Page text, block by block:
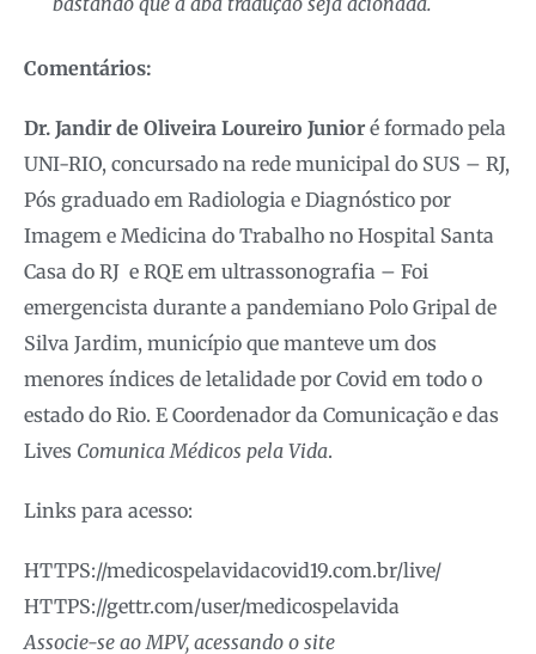
Comentários:
Dr. Jandir de Oliveira Loureiro Junior é formado pela
UNI-RIO, concursado na rede municipal do SUS – RJ,
Pós graduado em Radiologia e Diagnóstico por
Imagem e Medicina do Trabalho no Hospital Santa
Casa do RJ e RQE em ultrassonografia – Foi
emergencista durante a pandemiano Polo Gripal de
Silva Jardim, município que manteve um dos
menores índices de letalidade por Covid em todo o
estado do Rio. E Coordenador da Comunicação e das
Lives Comunica Médicos pela Vida.
Links para acesso:
HTTPS://medicospelavidacovid19.com.br/live/
HTTPS://gettr.com/user/medicospelavida
Associe-se ao MPV, acessando o site